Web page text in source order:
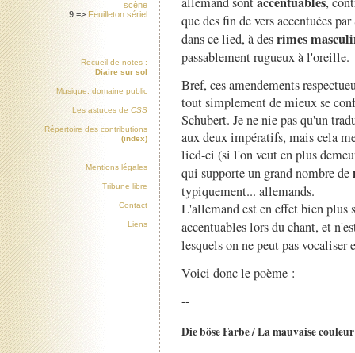
que des fin de vers accentuées
dans ce lied, à desrimes
passablement rugueux à l'oreille.
Bref, ces amendements
tout simplement de mieux se
Schubert. Je ne nie pas qu'un
aux deux impératifs, mais cela
lied-ci (si l'on veut en plus
qui supporte un grand nombre de
typiquement... allemands.
L'allemand est en effet bien plus
accentuables lors du chant, et
lesquels on ne peut pas
Voici donc le poème :
--
Die böse Farbe / La mauvaise couleur
scène
9 => Feuilleton sériel
Recueil de notes :
Diaire sur sol
Musique, domaine public
Les astuces de CSS
Répertoire des contributions
(index)
Mentions légales
Tribune libre
Contact
Liens